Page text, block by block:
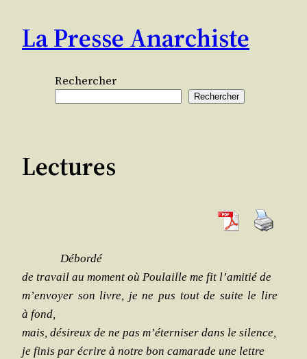
contenu
La Presse Anarchiste
Rechercher
Rechercher
Lectures
Débor­dé
de tra­vail au moment où Pou­laille me fit l’amitié de
m’envoyer son livre, je ne pus tout de suite le lire
à fond,
mais, dési­reux de ne pas m’éterniser dans le silence,
je finis par écrire à notre bon cama­rade une lettre